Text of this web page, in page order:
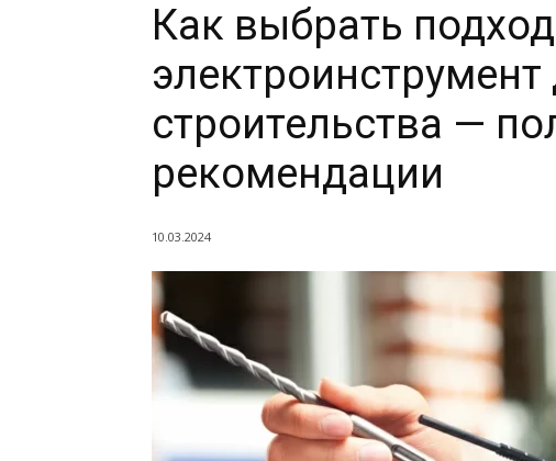
Как выбрать
строительства —
рекомендации
10.03.2024